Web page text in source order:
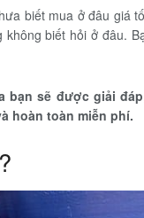
biết mua ở đâu giá
không biết hỏi ở đâu.
bạn sẽ được giải đáp
hoàn toàn miễn phí.